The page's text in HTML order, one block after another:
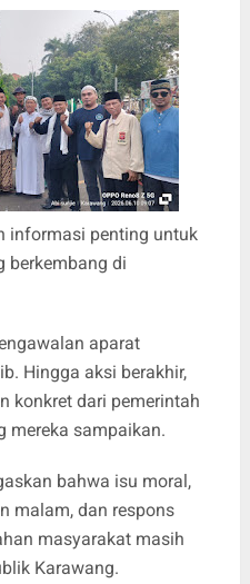
informasi penting untuk
berkembang di
aparat
Hingga aksi berakhir,
konkret dari pemerintah
mereka sampaikan.
bahwa isu moral,
malam, dan respons
masyarakat masih
Karawang.